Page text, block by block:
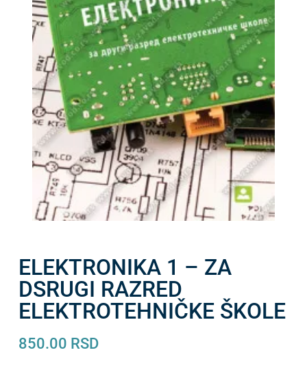
ELEKTRONIKA 1 – ZA
DSRUGI RAZRED
ELEKTROTEHNIČKE ŠKOLE
850.00 RSD